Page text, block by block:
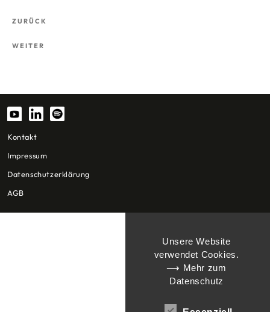
Beitragsnavigation
Vorheriger
ZURÜCK
Nächster
WEITER
Kontakt
Impressum
Datenschutzerklärung
AGB
Unsere Website
verwendet Cookies.
⟶ Mehr zum
Datenschutz